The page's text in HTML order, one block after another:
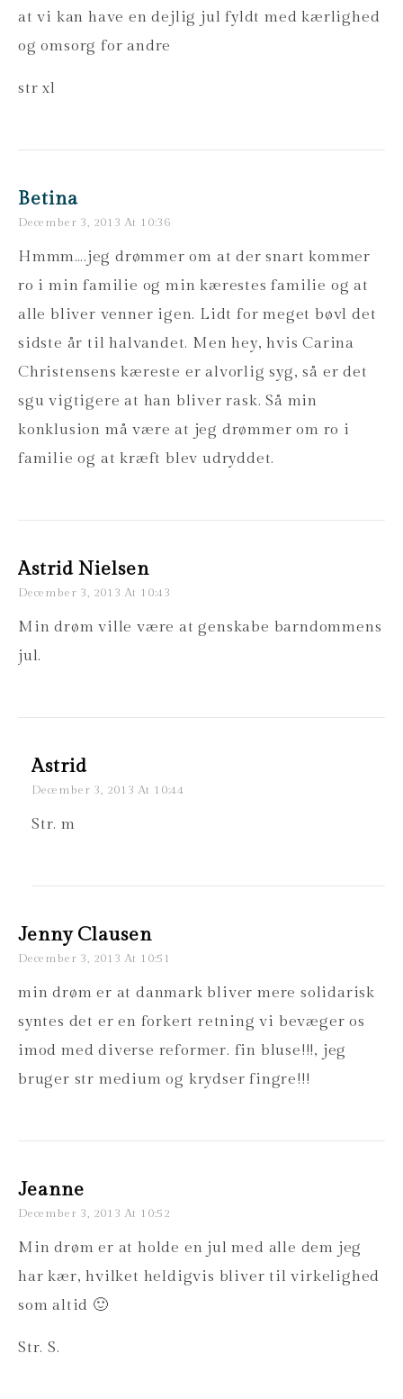
at vi kan have en dejlig jul fyldt med kærlighed
og omsorg for andre
str xl
Betina
December 3, 2013 At 10:36
Hmmm….jeg drømmer om at der snart kommer
ro i min familie og min kærestes familie og at
alle bliver venner igen. Lidt for meget bøvl det
sidste år til halvandet. Men hey, hvis Carina
Christensens kæreste er alvorlig syg, så er det
sgu vigtigere at han bliver rask. Så min
konklusion må være at jeg drømmer om ro i
familie og at kræft blev udryddet.
Astrid Nielsen
December 3, 2013 At 10:43
Min drøm ville være at genskabe barndommens
jul.
Astrid
December 3, 2013 At 10:44
Str. m
Jenny Clausen
December 3, 2013 At 10:51
min drøm er at danmark bliver mere solidarisk
syntes det er en forkert retning vi bevæger os
imod med diverse reformer. fin bluse!!!, jeg
bruger str medium og krydser fingre!!!
Jeanne
December 3, 2013 At 10:52
Min drøm er at holde en jul med alle dem jeg
har kær, hvilket heldigvis bliver til virkelighed
som altid 🙂
Str. S.